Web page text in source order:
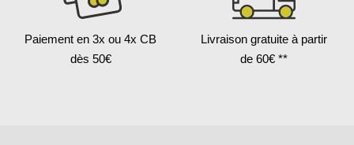
Paiement en 3x ou 4x CB
dès 50€
Livraison gratuite à partir
de 60€ **